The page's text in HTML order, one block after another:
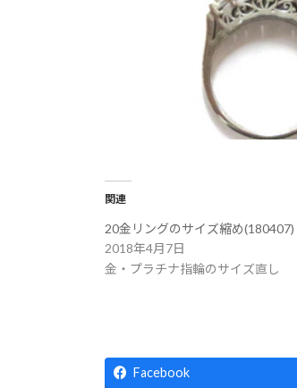
関連
20金リングのサイズ縮め(180407)
2018年4月7日
金・プラチナ指輪のサイズ直し
Facebook